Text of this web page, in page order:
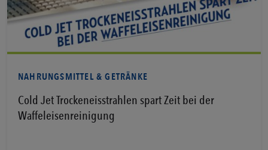
NAHRUNGSMITTEL & GETRÄNKE
Cold Jet Trockeneisstrahlen spart Zeit bei der
Waffeleisenreinigung
Erfahren Sie mehr